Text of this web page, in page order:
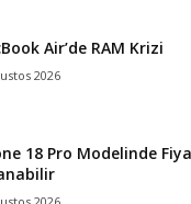
Air’de RAM Krizi
2026
18 Pro Modelinde